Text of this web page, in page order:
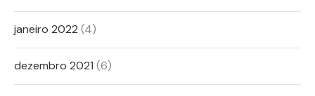
janeiro 2022 (4)
dezembro 2021 (6)